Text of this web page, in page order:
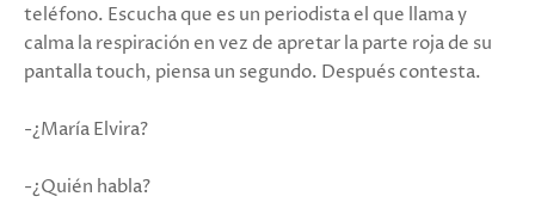
teléfono. Escucha que es un periodista el que llama y
calma la respiración en vez de apretar la parte roja de su
pantalla touch, piensa un segundo. Después contesta.
-¿María Elvira?
-¿Quién habla?